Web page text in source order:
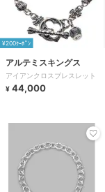
¥200ｸｰﾎﾟﾝ
アルテミスキングス
アイアンクロスブレスレット
¥ 44,000